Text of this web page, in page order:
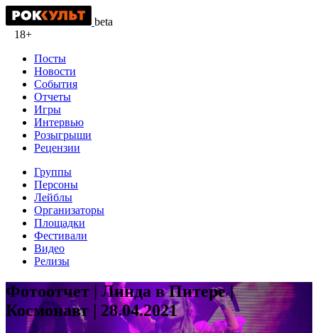
beta
18+
Посты
Новости
События
Отчеты
Игры
Интервью
Розыгрыши
Рецензии
Группы
Персоны
Лейблы
Организаторы
Площадки
Фестивали
Видео
Релизы
Фотоотчет | Линда в Питере |
Космонавт | 28.04.2021